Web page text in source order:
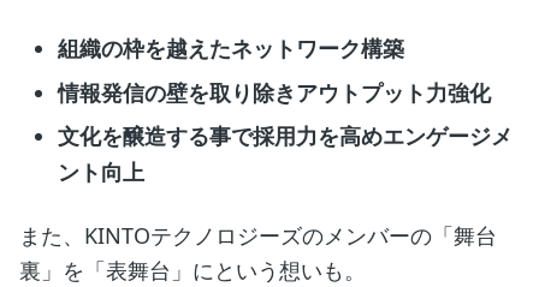
組織の枠を越えたネットワーク構築
情報発信の壁を取り除きアウトプット力強化
文化を醸造する事で採用力を高めエンゲージメ
ント向上
また、KINTOテクノロジーズのメンバーの「舞台
裏」を「表舞台」にという想いも。